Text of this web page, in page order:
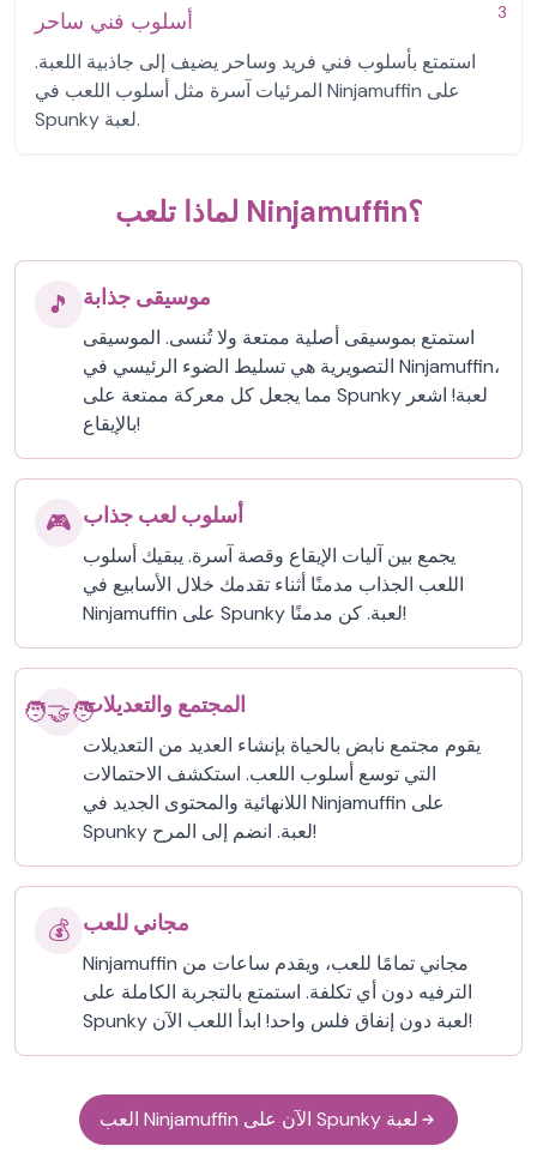
3 أسلوب فني ساحر
استمتع بأسلوب فني فريد وساحر يضيف إلى جاذبية اللعبة.
المرئيات آسرة مثل أسلوب اللعب في Ninjamuffin على
Spunky لعبة.
لماذا تلعب Ninjamuffin؟
🎵 موسيقى جذابة
استمتع بموسيقى أصلية ممتعة ولا تُنسى. الموسيقى
التصويرية هي تسليط الضوء الرئيسي في Ninjamuffin،
مما يجعل كل معركة ممتعة على Spunky لعبة! اشعر
بالإيقاع!
🎮 أسلوب لعب جذاب
يجمع بين آليات الإيقاع وقصة آسرة. يبقيك أسلوب
اللعب الجذاب مدمنًا أثناء تقدمك خلال الأسابيع في
Ninjamuffin على Spunky لعبة. كن مدمنًا!
🧑‍🤝‍🧑المجتمع والتعديلات
يقوم مجتمع نابض بالحياة بإنشاء العديد من التعديلات
التي توسع أسلوب اللعب. استكشف الاحتمالات
اللانهائية والمحتوى الجديد في Ninjamuffin على
Spunky لعبة. انضم إلى المرح!
💰 مجاني للعب
Ninjamuffin مجاني تمامًا للعب، ويقدم ساعات من
الترفيه دون أي تكلفة. استمتع بالتجربة الكاملة على
Spunky لعبة دون إنفاق فلس واحد! ابدأ اللعب الآن!
العب Ninjamuffin الآن على Spunky لعبة